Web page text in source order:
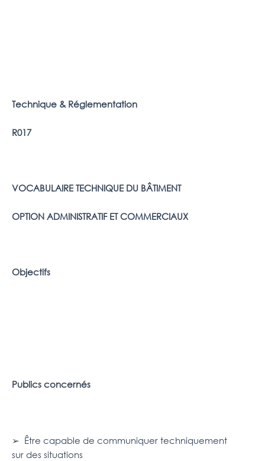
Technique & Réglementation
R017
VOCABULAIRE TECHNIQUE DU BÂTIMENT
OPTION ADMINISTRATIF ET COMMERCIAUX
Objectifs
Publics concernés
➢ Être capable de communiquer techniquement
sur des situations